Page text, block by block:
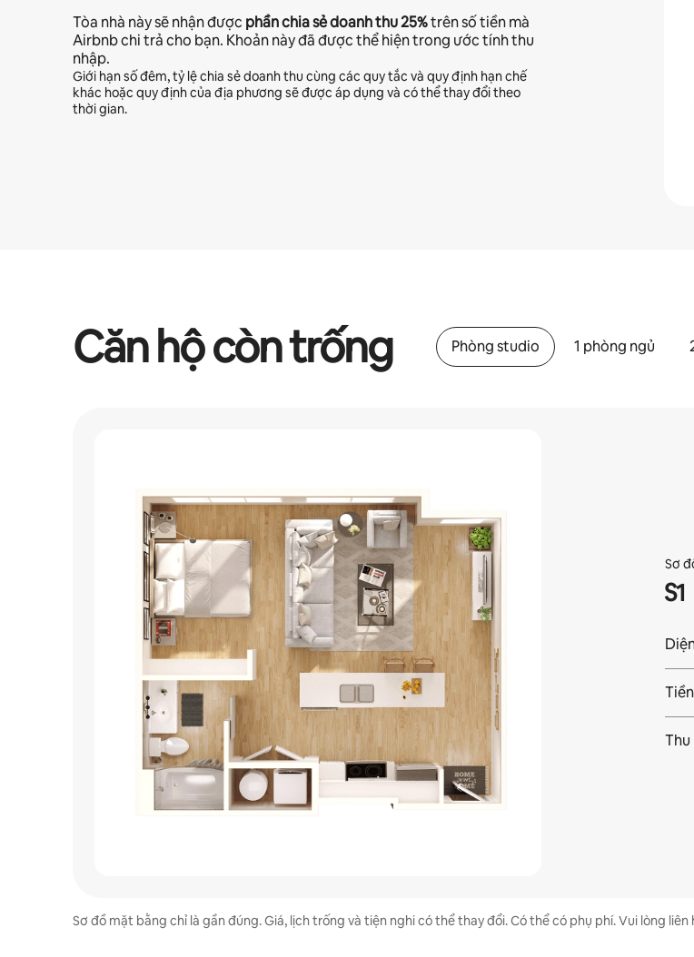
Tòa nhà này sẽ nhận được phần chia sẻ doanh thu25%trên số tiền mà
Airbnb chi trả cho bạn. Khoản này đã được thể hiện trong ước tính thu
nhập.
Giới hạn số đêm, tỷ lệ chia sẻ doanh thu cùng các quy tắc và quy định hạn chế
khác hoặc quy định của địa phương sẽ được áp dụng và có thể thay đổi theo
thời gian.
Căn hộ còn trống Phòng studio 1 phòng ngủ
Sơ
S1
Sơ đồ mặt bằng chỉ là gần đúng. Giá, lịch trống và tiện nghi có thể thay đổi. Có thể có phụ phí. Vui lòng